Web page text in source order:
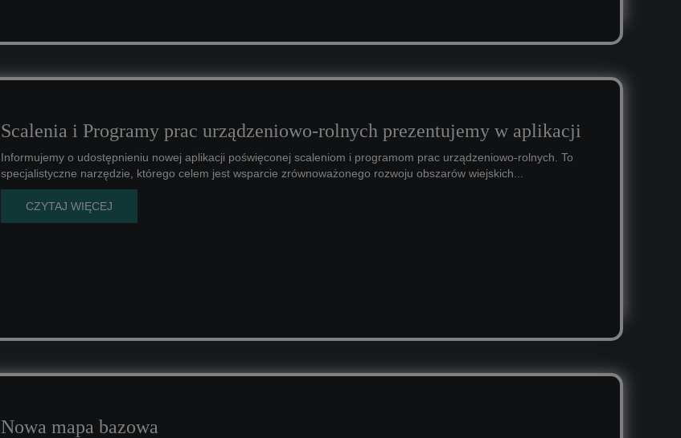
Scalenia i Programy prac urządzeniowo-rolnych prezentujemy w aplikacji
Informujemy o udostępnieniu nowej aplikacji poświęconej scaleniom i programom prac urządzeniowo-rolnych. To
specjalistyczne narzędzie, którego celem jest wsparcie zrównoważonego rozwoju obszarów wiejskich...
CZYTAJ WIĘCEJ
Nowa mapa bazowa